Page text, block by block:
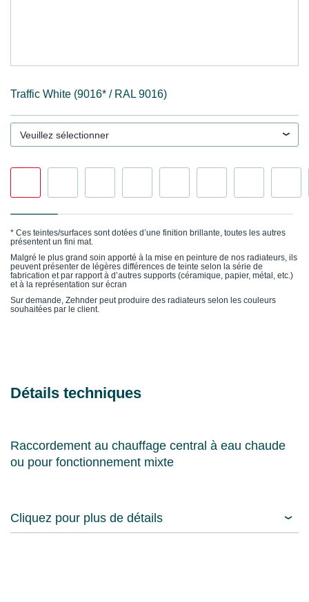
Traffic White (9016* / RAL 9016)
Veuillez sélectionner
* Ces teintes/surfaces sont dotées d’une finition brillante, toutes les autres
présentent un fini mat.
Malgré le plus grand soin apporté à la mise en peinture de nos radiateurs, ils
peuvent présenter de légères différences de teinte selon la série de
fabrication et par rapport à d’autres supports (céramique, papier, métal, etc.)
et à la représentation sur écran
Sur demande, Zehnder peut produire des radiateurs selon les couleurs
souhaitées par le client.
Détails techniques
Raccordement au chauffage central à eau chaude
ou pour fonctionnement mixte
Cliquez pour plus de détails